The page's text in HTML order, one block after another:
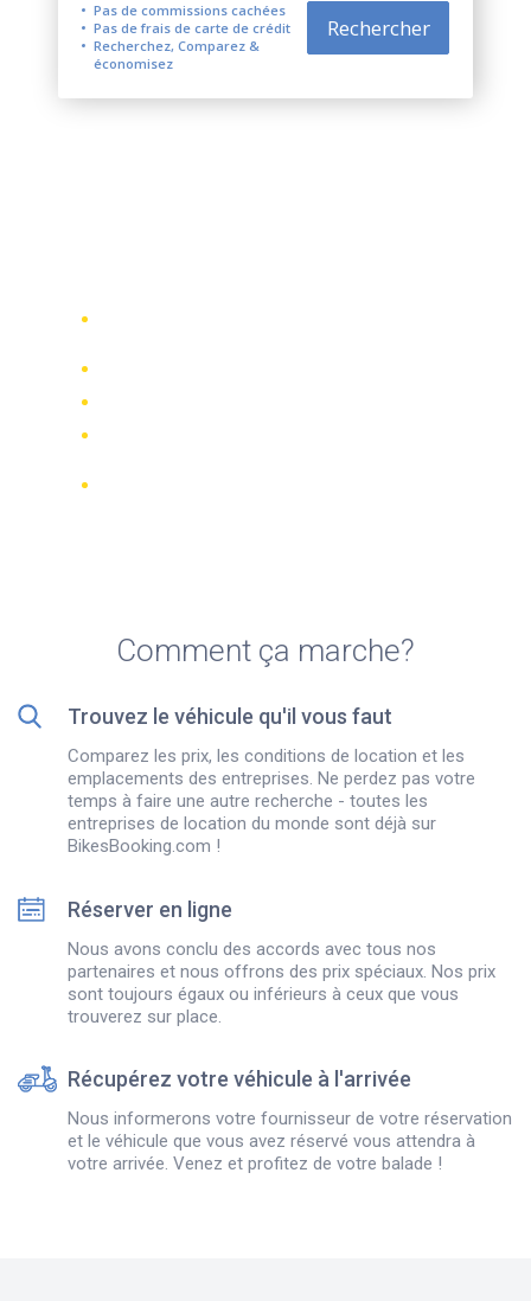
Pas de commissions cachées
Pas de frais de carte de crédit
Recherchez, Comparez &
économisez
Rechercher
Comment ça marche?
Trouvez le véhicule qu'il vous faut
Comparez les prix, les conditions de location et les
emplacements des entreprises. Ne perdez pas votre
temps à faire une autre recherche - toutes les
entreprises de location du monde sont déjà sur
BikesBooking.com !
Réserver en ligne
Nous avons conclu des accords avec tous nos
partenaires et nous offrons des prix spéciaux. Nos prix
sont toujours égaux ou inférieurs à ceux que vous
trouverez sur place.
Récupérez votre véhicule à l'arrivée
Nous informerons votre fournisseur de votre réservation
et le véhicule que vous avez réservé vous attendra à
votre arrivée. Venez et profitez de votre balade !